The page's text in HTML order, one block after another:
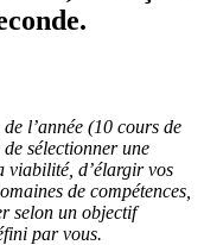
l’année (10 cours de
sélectionner une
viabilité, d’élargir vos
de compétences,
selon un objectif
par vous.